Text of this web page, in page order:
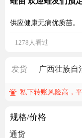
供应健康无病优质苗。
1278人看过
发货 广西壮族自
私下转账风险高，
规格/价格
通货